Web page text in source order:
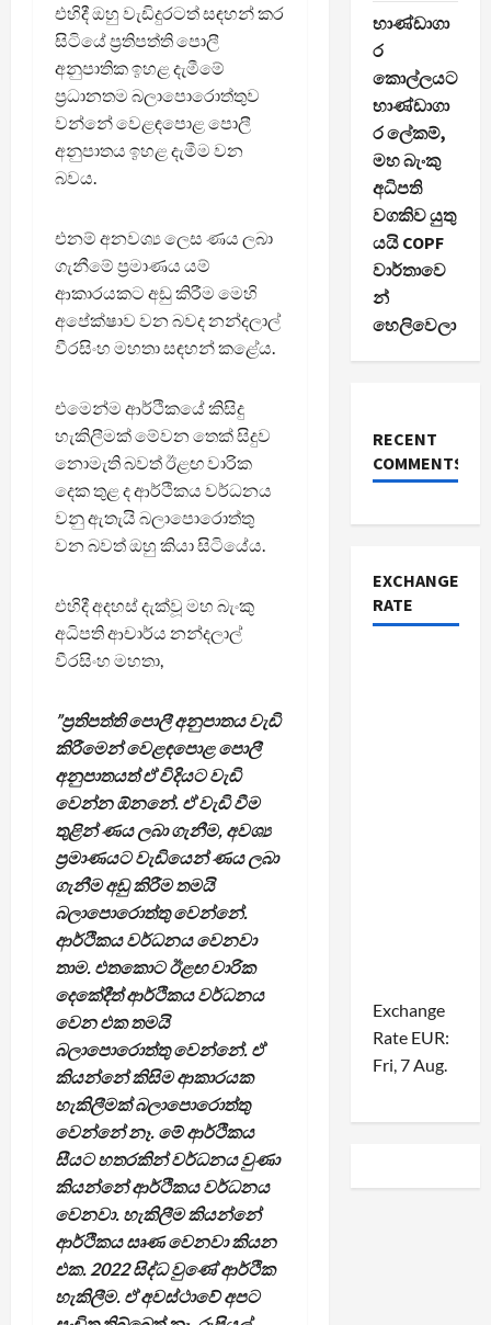
එහිදී ඔහු වැඩිදුරටත් සඳහන් කර
සිටියේ ප්‍රතිපත්ති පොලී
අනුපාතික ඉහළ දැමීමේ
ප්‍රධානතම බලාපොරොත්තුව
වන්නේ වෙළඳපොළ පොලී
අනුපාතය ඉහළ දැමීම වන
බවය.
එනම් අනවශ්‍ය ලෙස ණය ලබා
ගැනීමේ ප්‍රමාණය යම්
ආකාරයකට අඩු කිරීම මෙහි
අපේක්ෂාව වන බවද නන්දලාල්
වීරසිංහ මහතා සඳහන් කළේය.
එමෙන්ම ආර්ථිකයේ කිසිදු
හැකිලීමක් මේවන තෙක් සිදුව
නොමැති බවත් ඊළඟ වාරික
දෙක තුළ ද ආර්ථිකය වර්ධනය
වනු ඇතැයි බලාපොරොත්තු
වන බවත් ඔහු කියා සිටියේය.
එහිදී අදහස් දැක්වූ මහ බැංකු
අධිපති ආචාර්ය නන්දලාල්
වීරසිංහ මහතා,
”ප්‍රතිපත්ති පොලී අනුපාතය වැඩි
කිරීමෙන් වෙළඳපොළ පොලී
අනුපාතයත් ඒ විදියට වැඩි
වෙන්න ඕනනේ. ඒ වැඩි වීම
තුළින් ණය ලබා ගැනීම, අවශ්‍ය
ප්‍රමාණයට වැඩියෙන් ණය ලබා
ගැනීම අඩු කිරීම තමයි
බලාපොරොත්තු වෙන්නේ.
ආර්ථිකය වර්ධනය වෙනවා
තාම. එතකොට ඊළඟ වාරික
දෙකේදීත් ආර්ථිකය වර්ධනය
වෙන එක තමයි
බලාපොරොත්තු වෙන්නේ. ඒ
කියන්නේ කිසිම ආකාරයක
හැකිලීමක් බලාපොරොත්තු
වෙන්නේ නෑ. මේ ආර්ථිකය
සීයට හතරකින් වර්ධනය වුණා
කියන්නේ ආර්ථිකය වර්ධනය
වෙනවා. හැකිලීම කියන්නේ
ආර්ථිකය සෘණ වෙනවා කියන
එක. 2022 සිද්ධ වුණේ ආර්ථික
හැකිලීම. ඒ අවස්ථාවේ අපට
භාණ්ඩාගා
ර
කොල්ලයට
භාණ්ඩාගා
ර ලේකම්,
මහ බැංකු
අධිපති
වගකිව යුතු
යයි COPF
වාර්තාවෙ
න්
හෙලිවෙලා
RECENT
COMMENTS
EXCHANGE
RATE
Exchange
Rate EUR:
Fri, 7 Aug.